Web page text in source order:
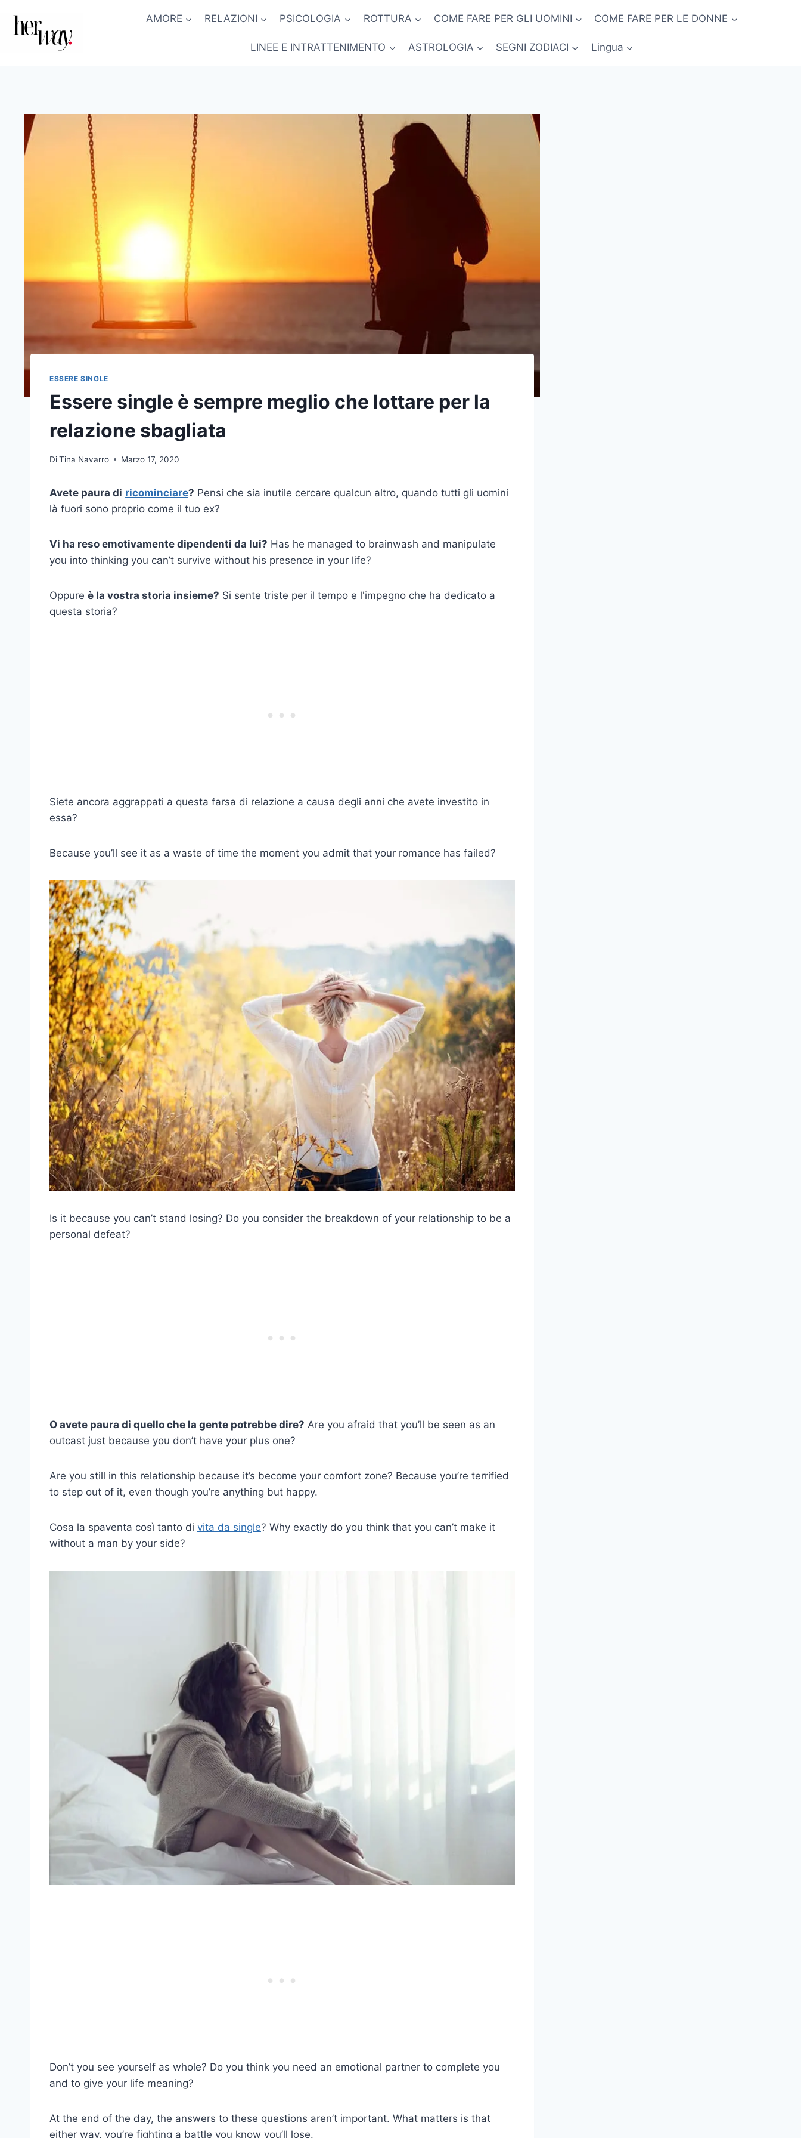
contenuto
AMORE RELAZIONI PSICOLOGIA ROTTURA COME FARE PER GLI UOMINI COME FARE PER LE DONNE
LINEE E INTRATTENIMENTO ASTROLOGIA SEGNI ZODIACI Lingua
ESSERE SINGLE
Essere single è sempre meglio che lottare per la
relazione sbagliata
DiTina Navarro Marzo 17, 2020
Avete paura di ricominciare? Pensi che sia inutile cercare qualcun altro, quando tutti gli uomini
là fuori sono proprio come il tuo ex?
Vi ha reso emotivamente dipendenti da lui? Has he managed to brainwash and manipulate
you into thinking you can’t survive without his presence in your life?
Oppure è la vostra storia insieme? Si sente triste per il tempo e l'impegno che ha dedicato a
questa storia?
Siete ancora aggrappati a questa farsa di relazione a causa degli anni che avete investito in
essa?
Because you’ll see it as a waste of time the moment you admit that your romance has failed?
Is it because you can’t stand losing? Do you consider the breakdown of your relationship to be a
personal defeat?
O avete paura di quello che la gente potrebbe dire? Are you afraid that you’ll be seen as an
outcast just because you don’t have your plus one?
Are you still in this relationship because it’s become your comfort zone? Because you’re terrified
to step out of it, even though you’re anything but happy.
Cosa la spaventa così tanto di vita da single? Why exactly do you think that you can’t make it
without a man by your side?
Don’t you see yourself as whole? Do you think you need an emotional partner to complete you
and to give your life meaning?
At the end of the day, the answers to these questions aren’t important. What matters is that
either way, you’re fighting a battle you know you’ll lose.